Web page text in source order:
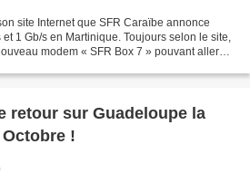
site Internet que SFR Caraïbe annonce
1 Gb/s en Martinique. Toujours selon le site,
modem « SFR Box 7 » pouvant aller
retour sur Guadeloupe la
!